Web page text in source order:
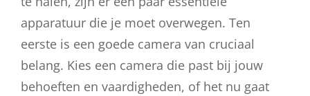
apparatuur die je moet overwegen. Ten
eerste is een goede camera van cruciaal
belang. Kies een camera die past bij jouw
behoeften en vaardigheden, of het nu gaat